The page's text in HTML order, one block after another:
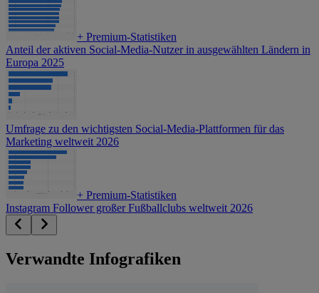
+ Premium-Statistiken
Anteil der aktiven Social-Media-Nutzer in ausgewählten Ländern in
Europa 2025
Umfrage zu den wichtigsten Social-Media-Plattformen für das
Marketing weltweit 2026
+ Premium-Statistiken
Instagram Follower großer Fußballclubs weltweit 2026
Verwandte Infografiken